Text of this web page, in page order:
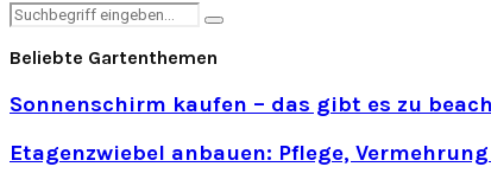
Search
Search
Beliebte Gartenthemen
Sonnenschirm kaufen – das gibt es zu
Etagenzwiebel anbauen: Pflege,